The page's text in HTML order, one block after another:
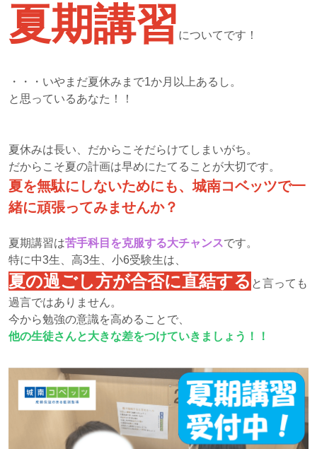
夏期講習 についてです！
・・・いやまだ夏休みまで1か月以上あるし。
と思っているあなた！！
夏休みは長い、だからこそだらけてしまいがち。
だからこそ夏の計画は早めにたてることが大切です。
夏を無駄にしないためにも、城南コベッツで一
緒に頑張ってみませんか？
夏期講習は苦手科目を克服する大チャンスです。
特に中3生、高3生、小6受験生は、
夏の過ごし方が合否に直結する と言っても
過言ではありません。
今から勉強の意識を高めることで、
他の生徒さんと大きな差をつけていきましょう！！